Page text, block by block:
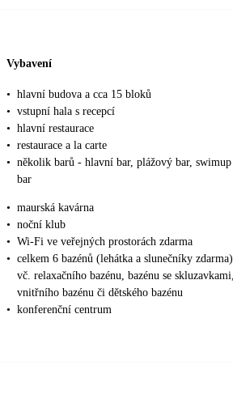
Vybavení
• hlavní budova a cca 15 bloků
• vstupní hala s recepcí
• hlavní restaurace
• restaurace a la carte
• několik barů - hlavní bar, plážový bar, swimup
bar
• maurská kavárna
• noční klub
• Wi-Fi ve veřejných prostorách zdarma
• celkem 6 bazénů (lehátka a slunečníky zdarma)
vč. relaxačního bazénu, bazénu se skluzavkami,
vnitřního bazénu či dětského bazénu
• konferenční centrum